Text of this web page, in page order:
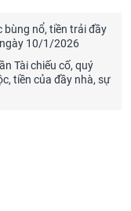
bùng nổ, tiền trải đầy
10/1/2026
Tài chiếu cố, quý
tiền của đầy nhà, sự